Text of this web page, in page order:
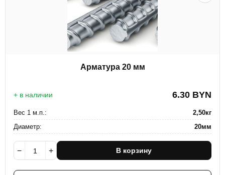
Арматура 20 мм
+ в наличии 6.30 BYN
Вес 1 м.п.:
2,50кг
Диаметр:
20мм
− + В корзину